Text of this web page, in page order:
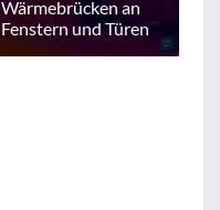
Wärmebrücken an
Fenstern und Türen